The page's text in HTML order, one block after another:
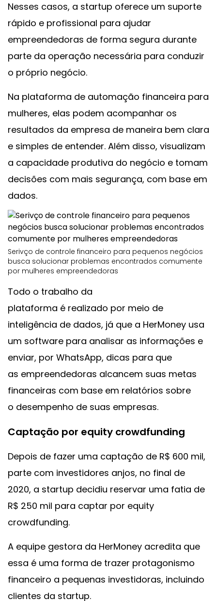
Nesses casos, a startup oferece um suporte
rápido e profissional para ajudar
empreendedoras de forma segura durante
parte da operação necessária para conduzir
o próprio negócio.
Na plataforma de automação financeira para
mulheres, elas podem acompanhar os
resultados da empresa de maneira bem clara
e simples de entender. Além disso, visualizam
a capacidade produtiva do negócio e tomam
decisões com mais segurança, com base em
dados.
Serivço de controle financeiro para pequenos negócios
busca solucionar problemas encontrados comumente
por mulheres empreendedoras
Todo o trabalho da
plataforma é realizado por meio de
inteligência de dados, já que a HerMoney usa
um software para analisar as informações e
enviar, por WhatsApp, dicas para que
as empreendedoras alcancem suas metas
financeiras com base em relatórios sobre
o desempenho de suas empresas.
Captação por equity crowdfunding
Depois de fazer uma captação de R$ 600 mil,
parte com investidores anjos, no final de
2020, a startup decidiu reservar uma fatia de
R$ 250 mil para captar por equity
crowdfunding.
A equipe gestora da HerMoney acredita que
essa é uma forma de trazer protagonismo
financeiro a pequenas investidoras, incluindo
clientes da startup.